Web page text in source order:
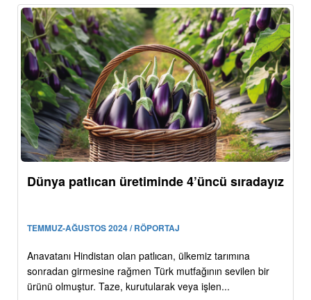
Dünya patlıcan üretiminde 4’üncü sıradayız
TEMMUZ-AĞUSTOS 2024 / RÖPORTAJ
Anavatanı Hindistan olan patlıcan, ülkemiz tarımına
sonradan girmesine rağmen Türk mutfağının sevilen bir
ürünü olmuştur. Taze, kurutularak veya işlen...